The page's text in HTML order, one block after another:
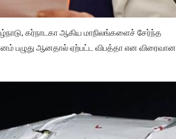
கர்நாடகா ஆகிய மாநிலங்களைச் சேர்ந்த
பழுது ஆனதால் ஏற்பட்ட விபத்தா என விரைவான